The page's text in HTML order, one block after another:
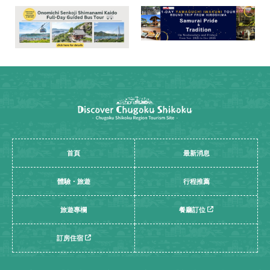
首頁 最新消息
體驗・旅遊 行程推薦
旅遊專欄 餐廳訂位
訂房住宿